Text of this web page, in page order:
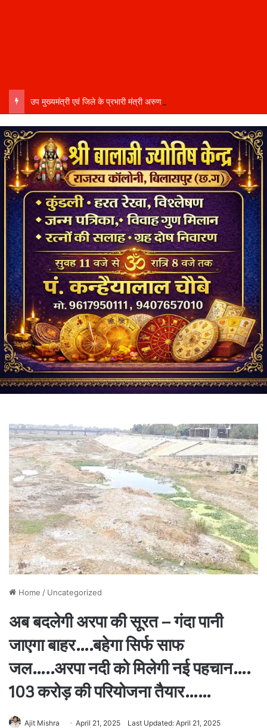
Home / Uncategorized
अब बदलेगी अरपा की सूरत – गंदा पानी
जाएगा बाहर….बहेगा सिर्फ साफ
जल…..अरपा नदी को मिलेगी नई पहचान….
103 करोड़ की परियोजना तैयार……
Ajit Mishra April 21, 2025 Last Updated: April 21, 2025